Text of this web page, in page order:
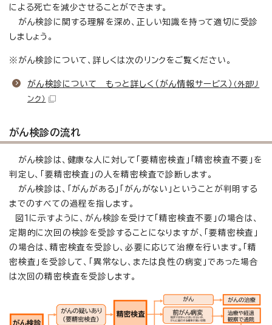
による死亡を減少させることができます。
がん検診に関する理解を深め、正しい知識を持って適切に受診
しましょう。
※がん検診について、詳しくは次のリンクをご覧ください。
がん検診について もっと詳しく（がん情報サービス） （外部リ
ンク）
がん検診の流れ
がん検診は、健康な人に対して「要精密検査」「精密検査不要」を
判定し、「要精密検査」の人を精密検査で診断します。
がん検診は、「がんがある」「がんがない」ということが判明する
までのすべての過程を指します。
図1に示すように、がん検診を受けて「精密検査不要」の場合は、
定期的に次回の検診を受診することになりますが、「要精密検査」
の場合は、精密検査を受診し、必要に応じて治療を行います。「精
密検査」を受診して、「異常なし、または良性の病変」であった場合
は次回の精密検査を受診します。